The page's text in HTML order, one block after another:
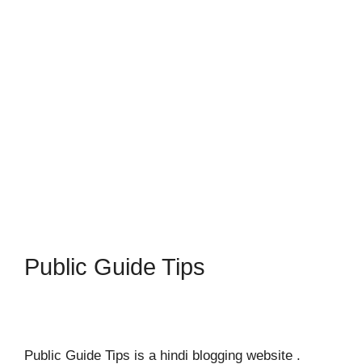
Public Guide Tips
Public Guide Tips is a hindi blogging website .